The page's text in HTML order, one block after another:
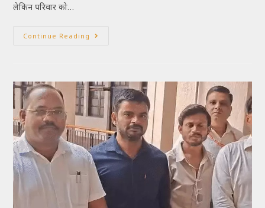
लेकिन परिवार को…
Continue Reading